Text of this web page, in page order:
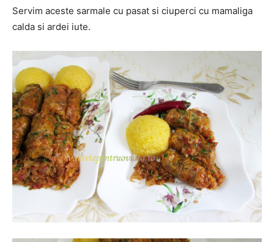
Servim aceste sarmale cu pasat si ciuperci cu mamaliga
calda si ardei iute.